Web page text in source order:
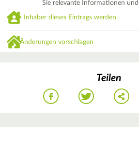
Sie relevante Informationen
Inhaber dieses Eintrags werden
Änderungen vorschlagen
Teilen